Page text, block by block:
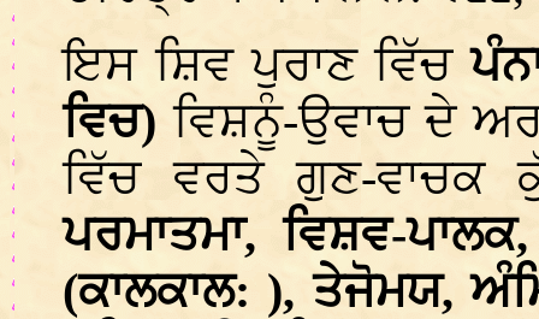
ਇਸ ਸ਼ਿਵ ਪੁਰਾਣ ਵਿੱਚ
ਵਿਚ)ਵਿਸ਼ਨੂੰ-ਉਵਾਚ ਦੇ
ਵਿੱਚ ਵਰਤੇ ਗੁਣ-
ਪਰਮਾਤਮਾ, ਵਿਸ਼ਵ-
(ਕਾਲਕਾਲ: ), ਤੇਜੋਮਯ,